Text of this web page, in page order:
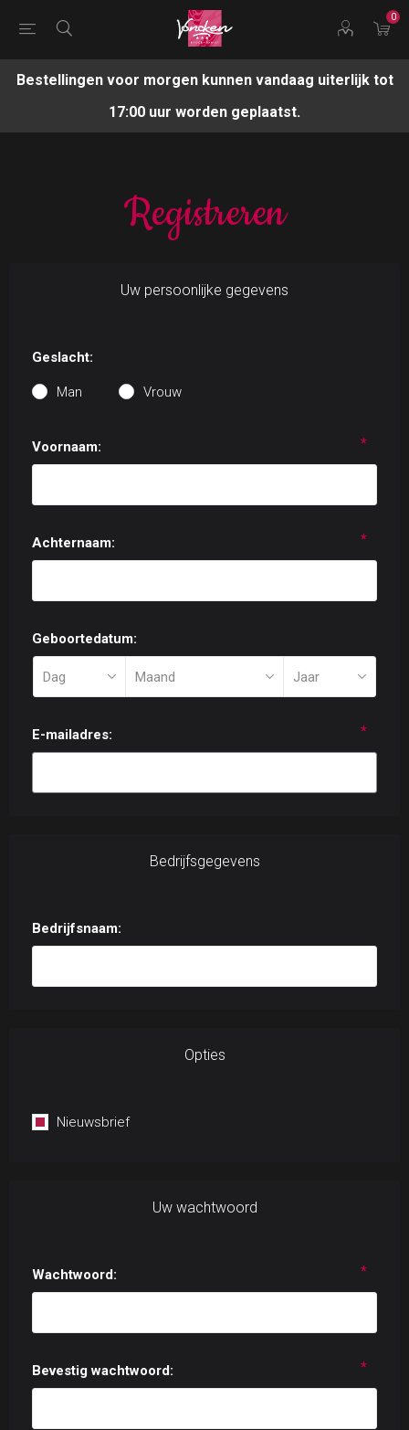
0
Bestellingen voor morgen kunnen vandaag uiterlijk tot
17:00 uur worden geplaatst.
Registreren
Uw persoonlijke gegevens
Geslacht:
Man Vrouw
Voornaam: *
Achternaam: *
Geboortedatum:
E-mailadres: *
Bedrijfsgegevens
Bedrijfsnaam:
Opties
Nieuwsbrief
Uw wachtwoord
Wachtwoord: *
Bevestig wachtwoord: *